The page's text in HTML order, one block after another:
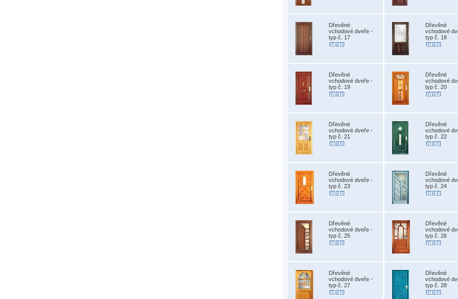
Dřevěné
vchodové dveře -
typ č. 17
Dřevěné
vchodové
typ č. 18
Dřevěné
vchodové dveře -
typ č. 19
Dřevěné
vchodové
typ č. 20
Dřevěné
vchodové dveře -
typ č. 21
Dřevěné
vchodové
typ č. 22
Dřevěné
vchodové dveře -
typ č. 23
Dřevěné
vchodové
typ č. 24
Dřevěné
vchodové dveře -
typ č. 25
Dřevěné
vchodové
typ č. 26
Dřevěné
vchodové dveře -
typ č. 27
Dřevěné
vchodové
typ č. 28